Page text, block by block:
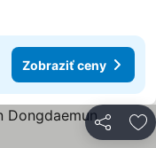
Zobraziť ceny
Zdieľať